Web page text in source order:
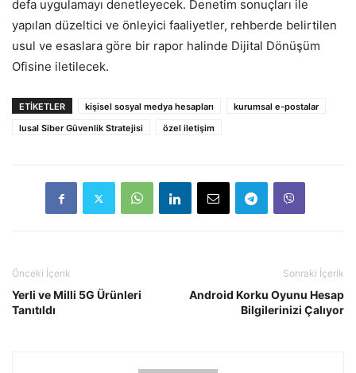
defa uygulamayı denetleyecek. Denetim sonuçları ile
yapılan düzeltici ve önleyici faaliyetler, rehberde belirtilen
usul ve esaslara göre bir rapor halinde Dijital Dönüşüm
Ofisine iletilecek.
ETIKETLER kişisel sosyal medya hesapları
kurumsal e-postalar
lusal Siber Güvenlik Stratejisi
özel iletişim
Önceki İçerik
Yerli ve Milli 5G Ürünleri
Tanıtıldı
Sonraki İçerik
Android Korku Oyunu Hesap
Bilgilerinizi Çalıyor